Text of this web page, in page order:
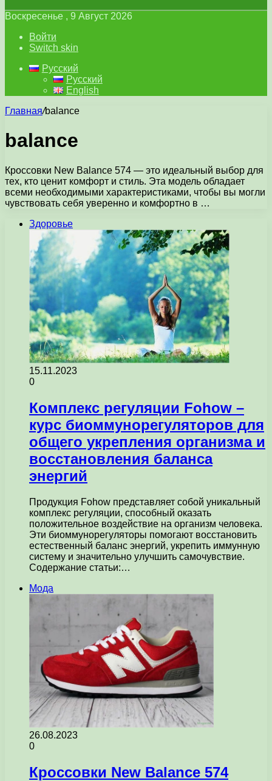
Воскресенье , 9 Август 2026
Войти
Switch skin
Русский
Русский
English
Главная/balance
balance
Кроссовки New Balance 574 — это идеальный выбор для
тех, кто ценит комфорт и стиль. Эта модель обладает
всеми необходимыми характеристиками, чтобы вы могли
чувствовать себя уверенно и комфортно в …
Здоровье
15.11.2023
0
Комплекс регуляции Fohow –
курс биоммунорегуляторов для
общего укрепления организма и
восстановления баланса
энергий
Продукция Fohow представляет собой уникальный
комплекс регуляции, способный оказать
положительное воздействие на организм человека.
Эти биоммунорегуляторы помогают восстановить
естественный баланс энергий, укрепить иммунную
систему и значительно улучшить самочувствие.
Содержание статьи:…
Мода
26.08.2023
0
Кроссовки New Balance 574